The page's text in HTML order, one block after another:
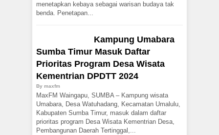
menetapkan kebaya sebagai warisan budaya tak
benda. Penetapan...
Kampung Umabara
Sumba Timur Masuk Daftar
Prioritas Program Desa Wisata
Kementrian DPDTT 2024
By maxfm
MaxFM Waingapu, SUMBA – Kampung wisata
Umabara, Desa Watuhadang, Kecamatan Umalulu,
Kabupaten Sumba Timur, masuk dalam daftar
prioritas program Desa Wisata Kementrian Desa,
Pembangunan Daerah Tertinggal,...